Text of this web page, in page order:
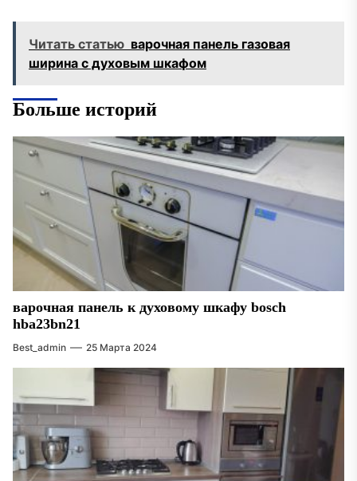
Читать статью варочная панель газовая
ширина с духовым шкафом
Больше историй
варочная панель к духовому шкафу bosch
hba23bn21
Best_admin 25 Марта 2024